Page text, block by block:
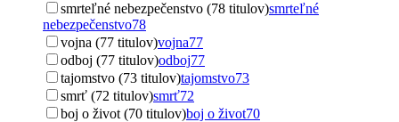
smrteľné nebezpečenstvo (78 titulov)smrteľné
nebezpečenstvo78
vojna (77 titulov)vojna77
odboj (77 titulov)odboj77
tajomstvo (73 titulov)tajomstvo73
smrť (72 titulov)smrť72
boj o život (70 titulov)boj o život70